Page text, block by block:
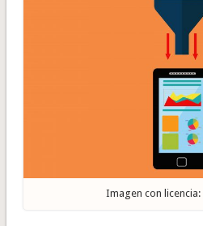
Imagen con